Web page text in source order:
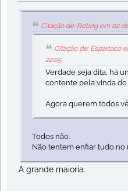
Citação de: Roting em 02
Citação de: Espártaco
22:05
Verdade seja dita, há
contente pela vinda do
Agora querem todos
Todos não.
Não tentem enfiar tudo no
A grande maioria.